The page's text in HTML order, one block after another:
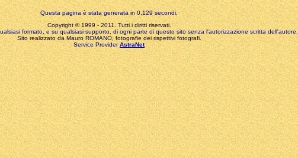
Questa pagina è stata generata in 0,129 secondi.
Copyright © 1999 - 2011. Tutti i diritti riservati.
formato, e su qualsiasi supporto, di ogni parte di questo sito senza l'autorizzazione scritta dell'autore.
Sito realizzato da Mauro ROMANO, fotografie dei rispettivi fotografi.
Service ProviderAstraNet